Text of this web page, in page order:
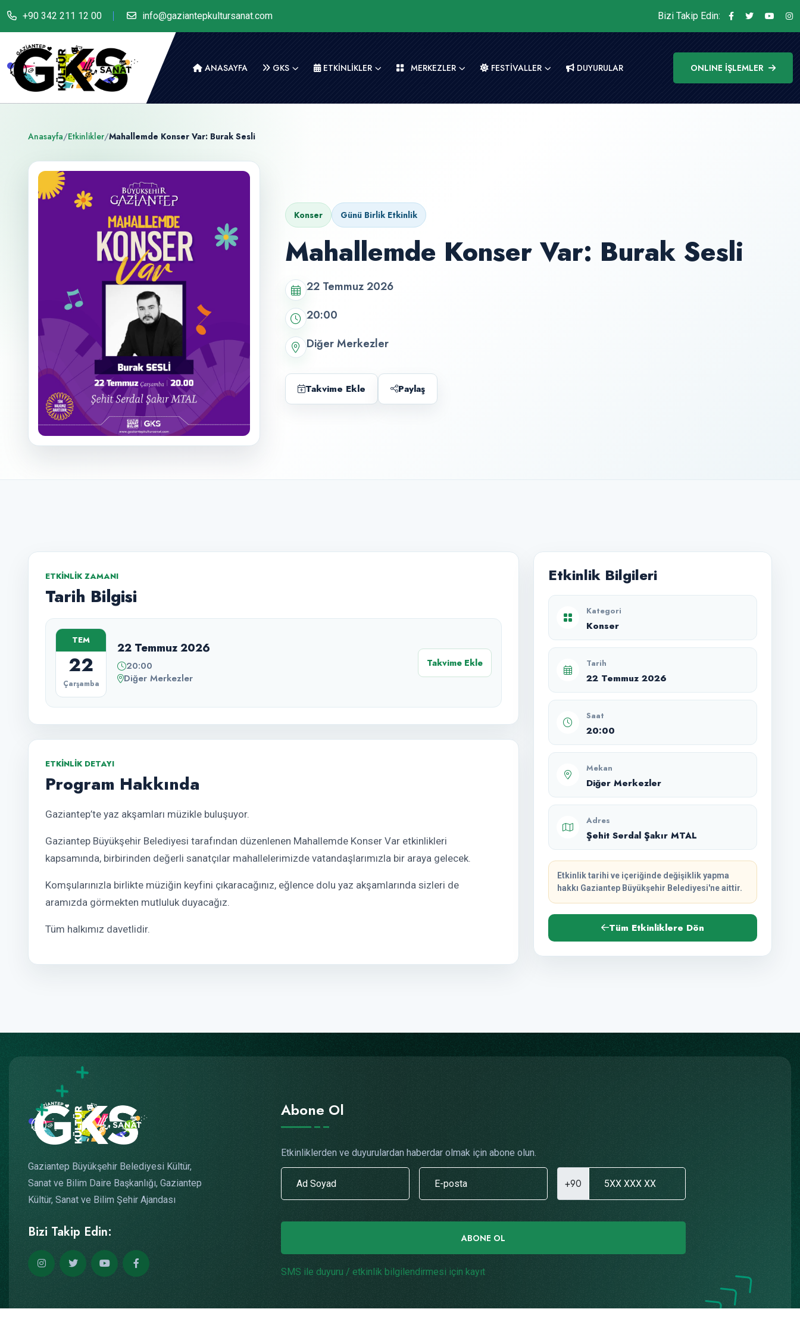
+90 342 211 12 00 info@gaziantepkultursanat.com Bizi Takip Edin:
ANASAYFA GKS ETKİNLİKLER MERKEZLER FESTİVALLER DUYURULAR ONLINE İŞLEMLER
Anasayfa/Etkinlikler/Mahallemde Konser Var: Burak Sesli
Konser Günü Birlik Etkinlik
Mahallemde Konser Var: Burak Sesli
22 Temmuz 2026
20:00
Diğer Merkezler
Takvime Ekle Paylaş
ETKINLIK ZAMANI
Tarih Bilgisi
TEM
22
Çarşamba
22 Temmuz 2026
20:00
Diğer Merkezler
Takvime Ekle
ETKINLIK DETAYI
Program Hakkında
Gaziantep’te yaz akşamları müzikle buluşuyor.
Gaziantep Büyükşehir Belediyesi tarafından düzenlenen Mahallemde Konser Var etkinlikleri
kapsamında, birbirinden değerli sanatçılar mahallelerimizde vatandaşlarımızla bir araya gelecek.
Komşularınızla birlikte müziğin keyfini çıkaracağınız, eğlence dolu yaz akşamlarında sizleri de
aramızda görmekten mutluluk duyacağız.
Tüm halkımız davetlidir.
Etkinlik Bilgileri
Kategori
Konser
Tarih
22 Temmuz 2026
Saat
20:00
Mekan
Diğer Merkezler
Adres
Şehit Serdal Şakır MTAL
Etkinlik tarihi ve içeriğinde değişiklik yapma
hakkı Gaziantep Büyükşehir Belediyesi'ne aittir.
Tüm Etkinliklere Dön
Gaziantep Büyükşehir Belediyesi Kültür,
Sanat ve Bilim Daire Başkanlığı, Gaziantep
Kültür, Sanat ve Bilim Şehir Ajandası
Bizi Takip Edin:
Abone Ol
Etkinliklerden ve duyurulardan haberdar olmak için abone olun.
+90
ABONE OL
SMS ile duyuru / etkinlik bilgilendirmesi için kayıt